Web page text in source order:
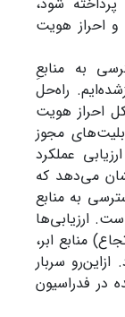
و احراز هویت
به منابعِ
راه‌حل
احراز هویت
مجوز
عملکرد
می‌دهد که
به منابع
ارزیابی‌ها
منابع ابر،
سربار
در فدراسیون